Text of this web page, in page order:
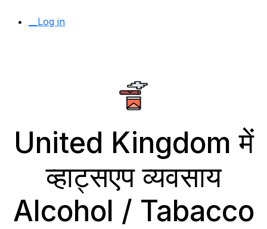
__Log in
United Kingdom में
व्हाट्सएप व्यवसाय
Alcohol / Tabacco